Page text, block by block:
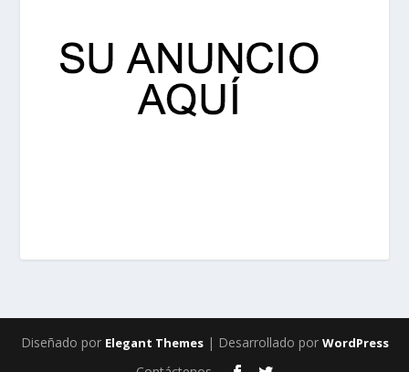
Diseñado por Elegant Themes| Desarrollado por WordPress